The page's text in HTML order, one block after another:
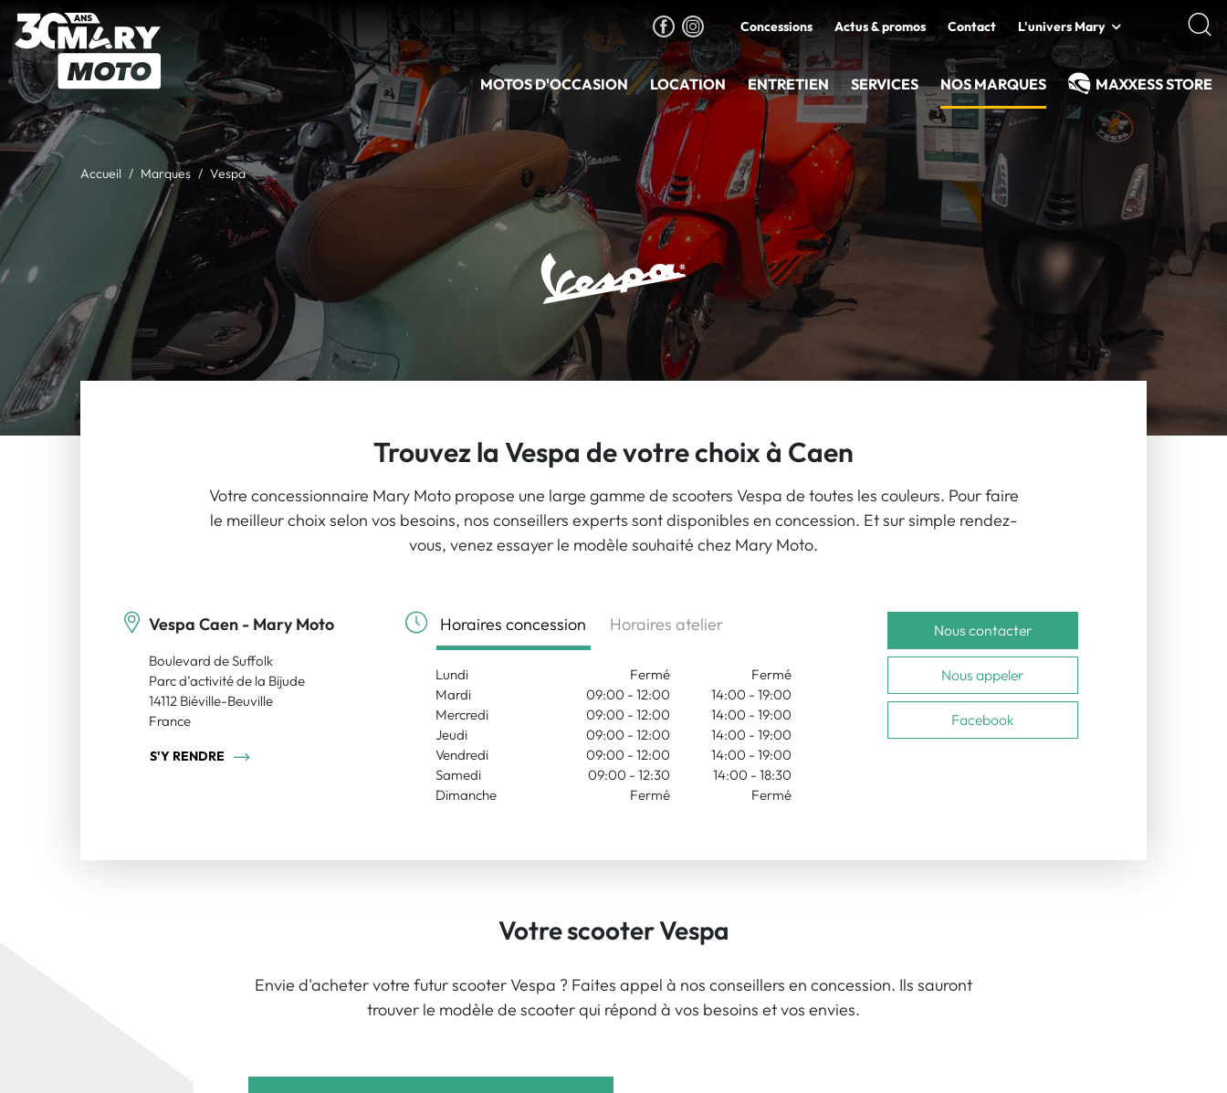
Concessions Actus & promos Contact L'univers Mary
MOTOS D'OCCASION LOCATION ENTRETIEN SERVICES NOS MARQUES MAXXESS STORE
Accueil Marques Vespa
Trouvez la Vespa de votre choix à Caen
Votre concessionnaire Mary Moto propose une large gamme de scooters Vespa de toutes les couleurs. Pour faire
le meilleur choix selon vos besoins, nos conseillers experts sont disponibles en concession. Et sur simple rendez-
vous, venez essayer le modèle souhaité chez Mary Moto.
Vespa Caen - Mary Moto
Boulevard de Suffolk
Parc d’activité de la Bijude
14112 Biéville-Beuville
France
S'Y RENDRE
Horaires concession Horaires atelier
Lundi Fermé
Fermé
Mardi
09:00 - 12:00
14:00 - 19:00
Mercredi
09:00 - 12:00
14:00 - 19:00
Jeudi
09:00 - 12:00
14:00 - 19:00
Vendredi
09:00 - 12:00
14:00 - 19:00
Samedi
09:00 - 12:30
14:00 - 18:30
Dimanche
Fermé Fermé
Nous contacter
Nous appeler
Facebook
Votre scooter Vespa
Envie d'acheter votre futur scooter Vespa ? Faites appel à nos conseillers en concession. Ils sauront
trouver le modèle de scooter qui répond à vos besoins et vos envies.